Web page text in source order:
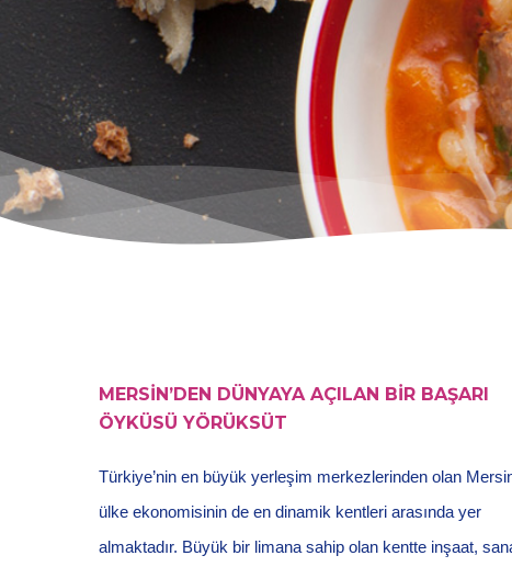
MERSİN’DEN DÜNYAYA AÇILAN BİR BAŞARI
ÖYKÜSÜ YÖRÜKSÜT
Türkiye’nin en büyük yerleşim merkezlerinden olan
ülke ekonomisinin de en dinamik kentleri arasında yer
almaktadır. Büyük bir limana sahip olan kentte inşaat,